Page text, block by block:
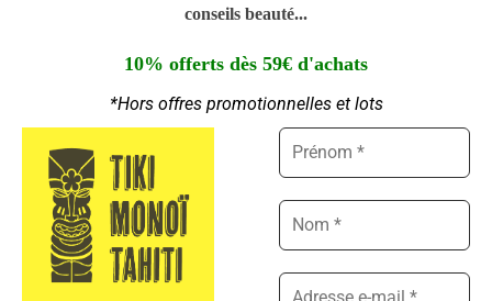
Gérer le consentement aux
cookies
Nous utilisons des cookies pour améliorer votre expérience, analyser le
trafic et personnaliser le contenu. Vous pouvez accepter, refuser ou
personnaliser vos choix.
conseils beauté...
10% offerts dès 59€ d'achats
*Hors offres promotionnelles et lots
NOUS CONTACTER
02 28 00 94 89
Ouvert du Lundi au Jeudi : 9h - 12h30 | 14h30 -
18h00
Ouvert le Vendredi : 9h - 12h30